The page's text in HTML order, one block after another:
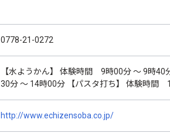
0778-21-0272
【水ようかん】 体験時間 9時00分 ～ 9時
30分 ～ 14時00分 【パスタ打ち】 体験時間
http://www.echizensoba.co.jp/